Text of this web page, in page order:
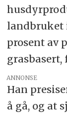
landbruket
prosent av
ANNONSE
Han
å gå, og at